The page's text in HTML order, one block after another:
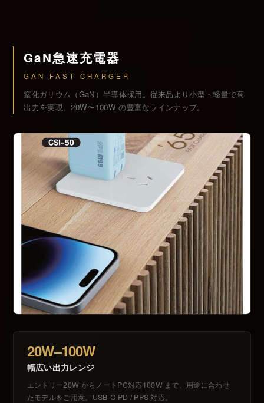
GaN急速充電器
GAN FAST CHARGER
窒化ガリウム（GaN）半導体採用。従来品より小型・軽量で高
出力を実現。20W〜100W の豊富なラインナップ。
20W–100W
幅広い出力レンジ
エントリー20W からノートPC対応100W まで、用途に合わせ
たモデルをご用意。USB-C PD / PPS 対応。